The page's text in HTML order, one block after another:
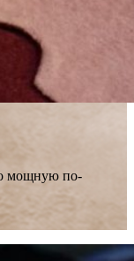
мощную по-